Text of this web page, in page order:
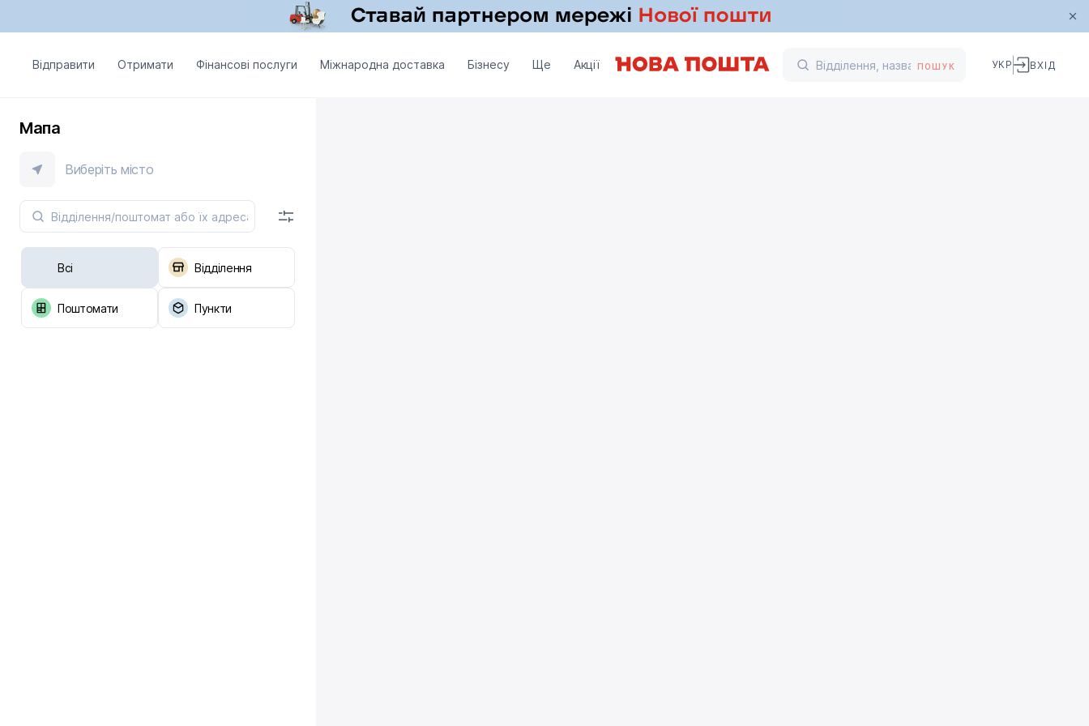
Відправити Отримати Фінансові послуги Міжнародна доставка Бізнесу Ще Акції ПОШУК УКР ВХІД
Мапа
Виберіть місто
Всі Відділення
Поштомати Пункти